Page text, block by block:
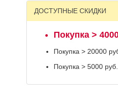
ДОСТУПНЫЕ СКИДКИ
Покупка >
Покупка > 20000
Покупка > 5000